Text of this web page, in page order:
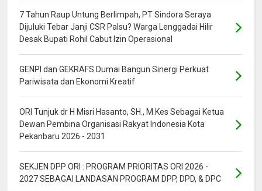
7 Tahun Raup Untung Berlimpah, PT Sindora Seraya
Dijuluki Tebar Janji CSR Palsu? Warga Lenggadai Hilir
Desak Bupati Rohil Cabut Izin Operasional
GENPI dan GEKRAFS Dumai Bangun Sinergi Perkuat
Pariwisata dan Ekonomi Kreatif
ORI Tunjuk dr H Misri Hasanto, SH., M.Kes Sebagai Ketua
Dewan Pembina Organisasi Rakyat Indonesia Kota
Pekanbaru 2026 - 2031
SEKJEN DPP ORI : PROGRAM PRIORITAS ORI 2026 -
2027 SEBAGAI LANDASAN PROGRAM DPP, DPD, & DPC